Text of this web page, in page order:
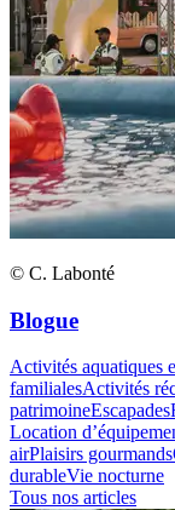
© C. Labonté
Blogue
Activités aquatiques
familialesActivités
patrimoineEscapades
Location
airPlaisirs gourmands
durableVie nocturne
Tous nos articles